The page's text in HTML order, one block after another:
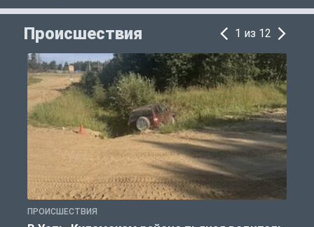
Происшествия 1 из 12
ПРОИСШЕСТВИЯ